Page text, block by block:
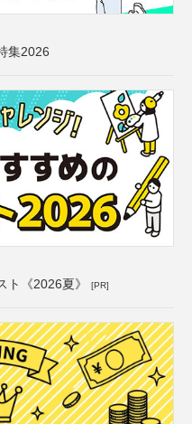
集2026
ト《2026夏》 [PR]